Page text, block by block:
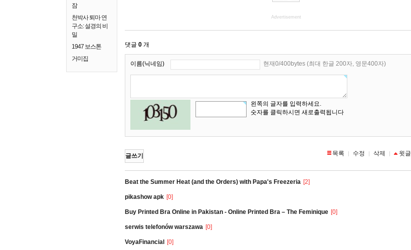
잠
천박사 퇴마 연
구소: 설경의 비
밀
1947 보스톤
거미집
Advertisement
댓글 0 개
이름(닉네임) 현재0/400bytes (최대 한글 200자, 영문400자)
왼쪽의 글자를 입력하세요.
숫자를 클릭하시면 새로출력됩니다
글쓰기 목록 | 수정 | 삭제 | 윗글
Beat the Summer Heat (and the Orders) with Papa's Freezeria [2]
pikashow apk [0]
Buy Printed Bra Online in Pakistan - Online Printed Bra – The Feminique [0]
serwis telefonów warszawa [0]
VoyaFinancial [0]